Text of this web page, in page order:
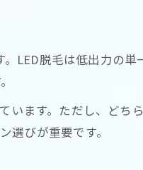
LED脱毛は低出力の単
います。ただし、どち
びが重要です。